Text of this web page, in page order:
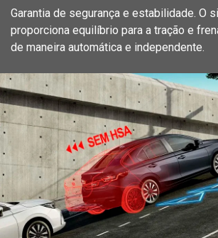
Garantia de segurança e estabilidade. O
proporciona equilíbrio para a tração e
de maneira automática e independente.